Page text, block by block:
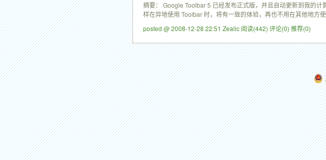
摘要： Google Toolbar 5 已经发布正式版，并且自动更新到我的
样在异地使用 Toolbar 时，将有一致的体验，再也不用在其他地方
posted @ 2008-12-28 22:51 Zealic 阅读(442) 评论(0) 推荐(0)